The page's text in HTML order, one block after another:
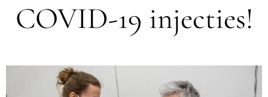
COVID-19 injecties!